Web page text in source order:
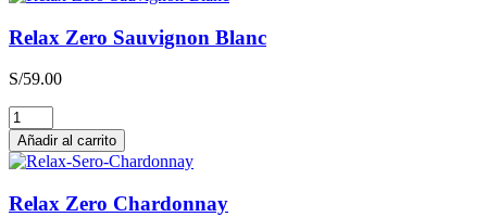
Relax Zero Sauvignon Blanc
S/59.00
Relax
Zero
Sauvignon
Blanc
cantidad
Añadir al carrito
Relax Zero Chardonnay